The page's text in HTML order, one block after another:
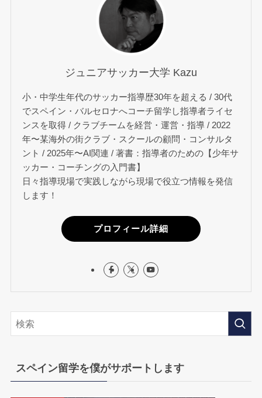
ジュニアサッカー大学 Kazu
小・中学生年代のサッカー指導歴30年を超える / 30代
でスペイン・バルセロナへコーチ留学し指導者ライセ
ンスを取得 / クラブチームを経営・運営・指導 / 2022
年〜某海外の街クラブ・スクールの顧問・コンサルタ
ント / 2025年〜AI関連 / 著書：指導者のための【少年サ
ッカー・コーチングの入門書】
日々指導現場で実践しながら現場で役立つ情報を発信
します！
プロフィール詳細
スペイン留学を僕がサポートします